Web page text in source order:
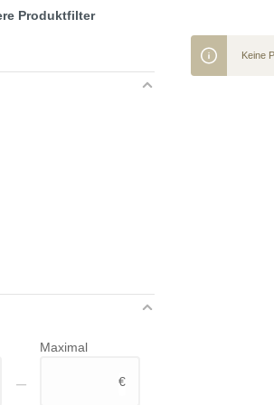
Produktfilter
–
Maximal
€
Keine